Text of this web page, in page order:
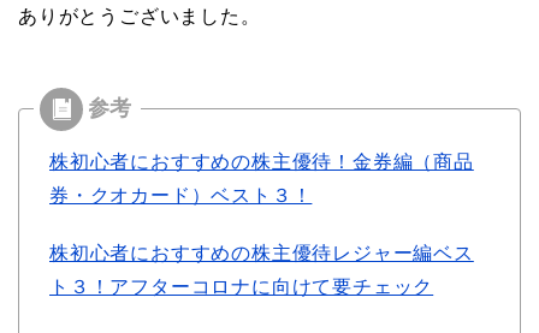
ありがとうございました。
株初心者におすすめの株主優待！金券編（商品
券・クオカード）ベスト３！
株初心者におすすめの株主優待レジャー編ベス
ト３！アフターコロナに向けて要チェック